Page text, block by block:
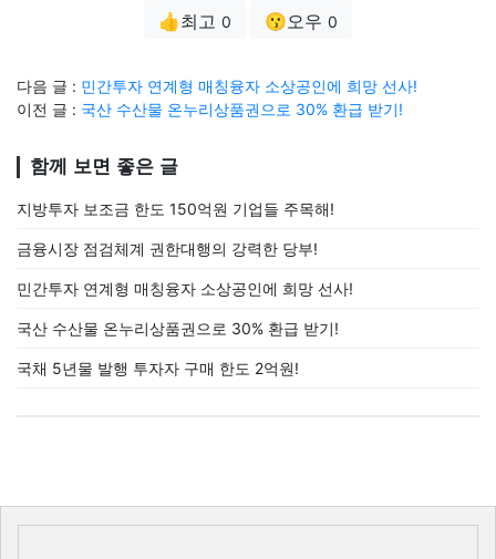
👍최고 0 😗오우 0
다음 글 : 민간투자 연계형 매칭융자 소상공인에 희망 선사!
이전 글 : 국산 수산물 온누리상품권으로 30% 환급 받기!
함께 보면 좋은 글
지방투자 보조금 한도 150억원 기업들 주목해!
금융시장 점검체계 권한대행의 강력한 당부!
민간투자 연계형 매칭융자 소상공인에 희망 선사!
국산 수산물 온누리상품권으로 30% 환급 받기!
국채 5년물 발행 투자자 구매 한도 2억원!